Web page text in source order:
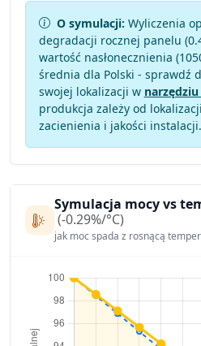
O symulacji: Wyliczenia
degradacji rocznej panelu (
wartość nasłonecznienia
średnia dla Polski - sprawdź
swojej lokalizacji w narzędziu
produkcja zależy od
zacienienia i jakości instalacji.
Symulacja mocy vs
(-0.29%/°C)
jak moc spada z rosnącą